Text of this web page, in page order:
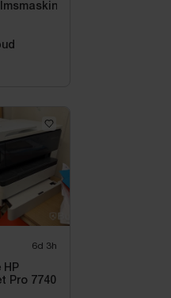
6d 3h
HP
Pro 7740